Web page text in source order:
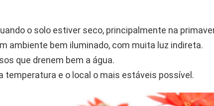
o solo estiver seco, principalmente na
ambiente bem iluminado, com muita luz indireta.
que drenem bem a água.
temperatura e o local o mais estáveis possível.